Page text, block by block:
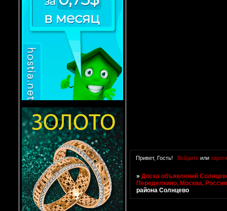
Привет, Гость! Войдитеили
»Доска объявлений
Переделкино, Москва, Россия
района Солнцево